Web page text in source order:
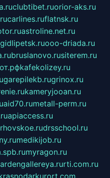
clubtibet.ruorior-aks.ru
carlines.ruflatnsk.ru
astroline.net.ru
gidlipetsk.ruooo-driada.ru
bruslanovo.rusiterem.ru
kafekolizey.ru
grinox.ru
kameryjooan.ru
aid70.rumetall-perm.ru
apiaccess.ru
drsschool.ru
medikijob.ru
myragon.ru
rti.com.ru